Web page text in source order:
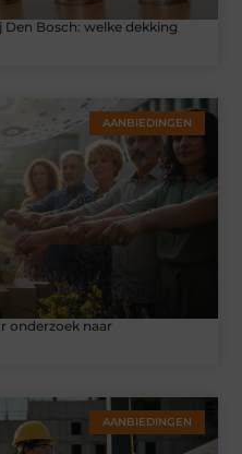
Bosch: welke dekking
AANBIEDINGEN
onderzoek naar
AANBIEDINGEN